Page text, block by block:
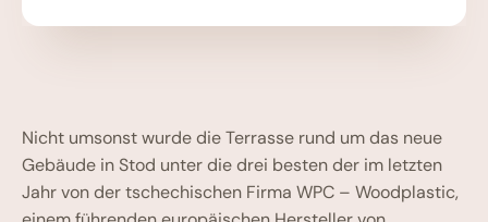
Nicht umsonst wurde die Terrasse rund um das neue
Gebäude in Stod unter die drei besten der im letzten
Jahr von der tschechischen Firma WPC – Woodplastic,